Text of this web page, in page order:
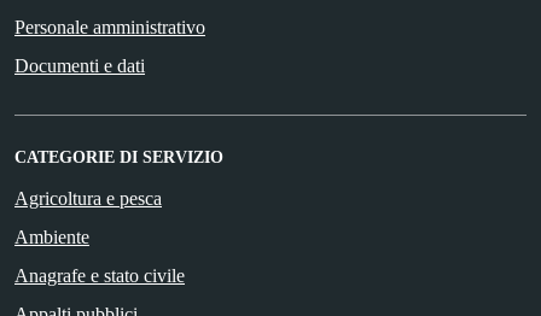
Personale amministrativo
Documenti e dati
CATEGORIE DI SERVIZIO
Agricoltura e pesca
Ambiente
Anagrafe e stato civile